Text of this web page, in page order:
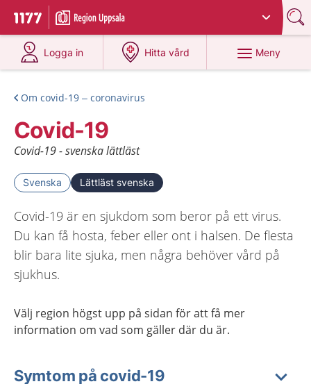
Till startsidan för 1177
Du har valt region
Logga in
på 1177.se
Hitta vård
på 1177.se
Meny
Om covid-19 – coronavirus
Covid-19
Covid-19 - svenska lättläst
Svenska Lättläst svenska
Covid-19 är en sjukdom som beror på ett virus.
Du kan få hosta, feber eller ont i halsen. De flesta
blir bara lite sjuka, men några behöver vård på
sjukhus.
Välj region högst upp på sidan för att få mer
information om vad som gäller där du är.
Symtom på covid-19